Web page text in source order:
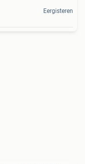
Eergisteren